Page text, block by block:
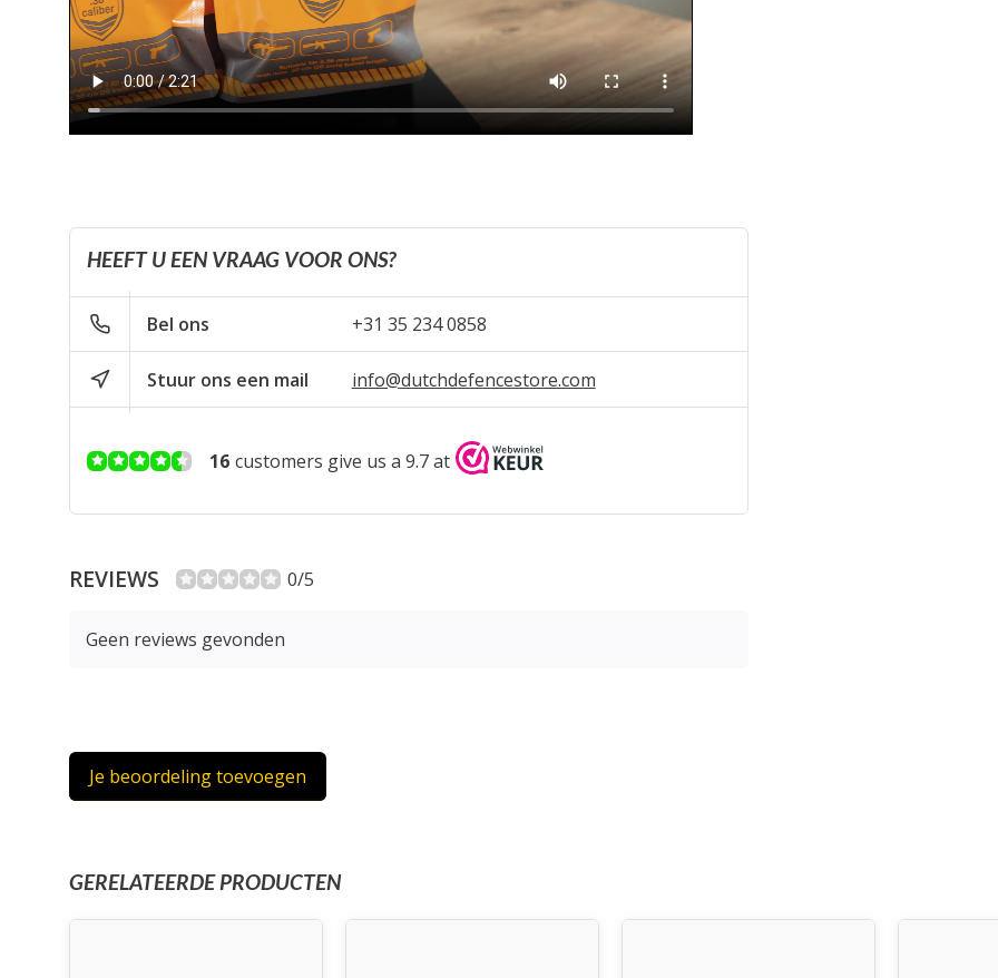
HEEFT U EEN VRAAG VOOR ONS?
Bel ons +31 35 234 0858
Stuur ons een mail info@dutchdefencestore.com
16 customers give us a 9.7 at
REVIEWS 0/5
Geen reviews gevonden
Je beoordeling toevoegen
GERELATEERDE PRODUCTEN